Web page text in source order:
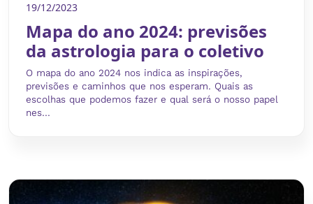
19/12/2023
Mapa do ano 2024: previsões
da astrologia para o coletivo
O mapa do ano 2024 nos indica as inspirações,
previsões e caminhos que nos esperam. Quais as
escolhas que podemos fazer e qual será o nosso papel
nes...